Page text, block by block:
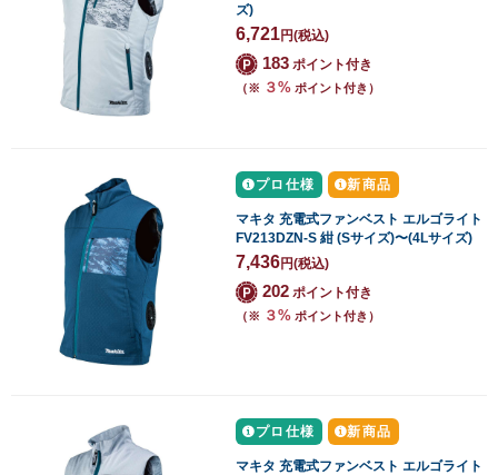
ズ)
6,721円(税込)
183 ポイント付き
（※ ３% ポイント付き）
プロ仕様 新商品
マキタ 充電式ファンベスト エルゴライト
FV213DZN-S 紺 (Sサイズ)〜(4Lサイズ)
7,436円(税込)
202 ポイント付き
（※ ３% ポイント付き）
プロ仕様 新商品
マキタ 充電式ファンベスト エルゴライト